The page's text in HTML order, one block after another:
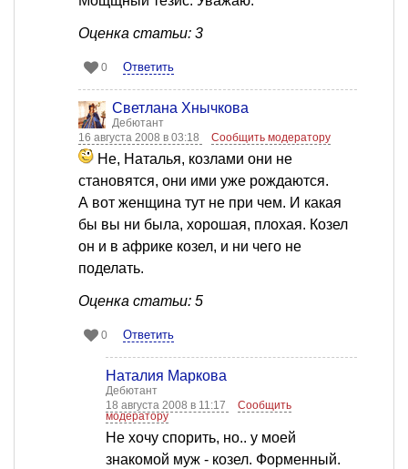
Оценка статьи: 3
0 Ответить
Светлана Хнычкова
Дебютант
16 августа 2008 в 03:18
Сообщить модератору
Не, Наталья, козлами они не
становятся, они ими уже рождаются.
А вот женщина тут не при чем. И какая
бы вы ни была, хорошая, плохая. Козел
он и в африке козел, и ни чего не
поделать.
Оценка статьи: 5
0 Ответить
Наталия Маркова
Дебютант
18 августа 2008 в 11:17
Сообщить
модератору
Не хочу спорить, но.. у моей
знакомой муж - козел. Форменный.